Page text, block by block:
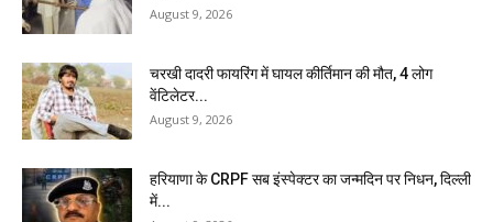
August 9, 2026
चरखी दादरी फायरिंग में घायल कीर्तिमान की मौत, 4 लोग
वेंटिलेटर...
August 9, 2026
हरियाणा के CRPF सब इंस्पेक्टर का जन्मदिन पर निधन, दिल्ली
में...